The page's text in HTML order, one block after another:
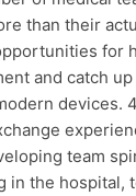
than their
for
and catch
devices.
team
in the hospital,